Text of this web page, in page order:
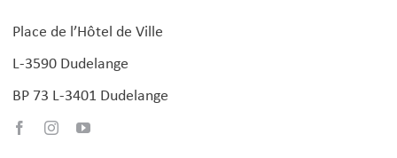
Place de l’Hôtel de Ville
L-3590 Dudelange
BP 73 L-3401 Dudelange